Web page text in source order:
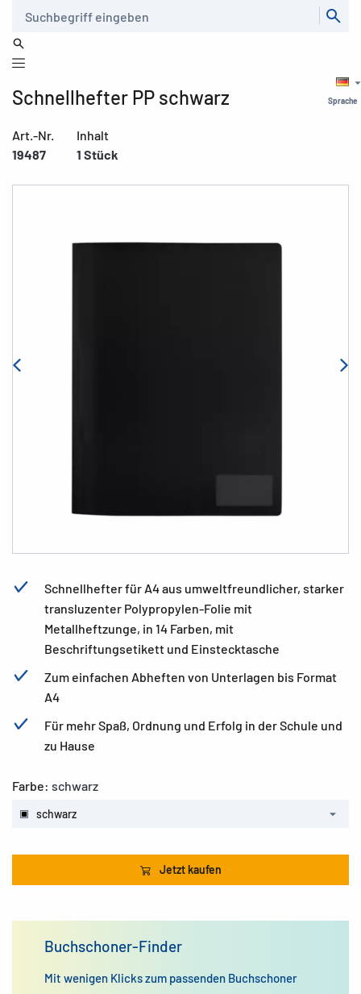
Sprache
Schnellhefter PP schwarz
Art.-Nr.
19487
Inhalt
1 Stück
Schnellhefter für A4 aus umweltfreundlicher, starker
transluzenter Polypropylen-Folie mit
Metallheftzunge, in 14 Farben, mit
Beschriftungsetikett und Einstecktasche
Zum einfachen Abheften von Unterlagen bis Format
A4
Für mehr Spaß, Ordnung und Erfolg in der Schule und
zu Hause
Farbe: schwarz
schwarz
Jetzt kaufen
Buchschoner-Finder
Mit wenigen Klicks zum passenden Buchschoner